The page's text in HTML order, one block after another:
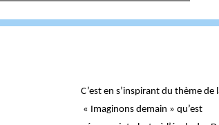
Imaginons
C’est en s’inspirant du thème de
« Imaginons demain » qu’est